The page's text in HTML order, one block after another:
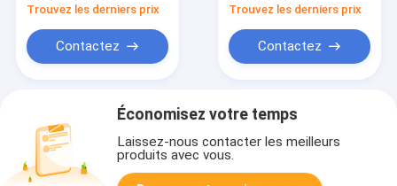
Trouvez les derniers prix
Contactez
Trouvez les derniers prix
Contactez
Économisez votre temps
Laissez-nous contacter les meilleurs
produits avec vous.